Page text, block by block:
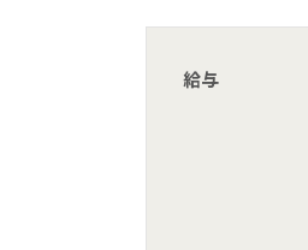
給与